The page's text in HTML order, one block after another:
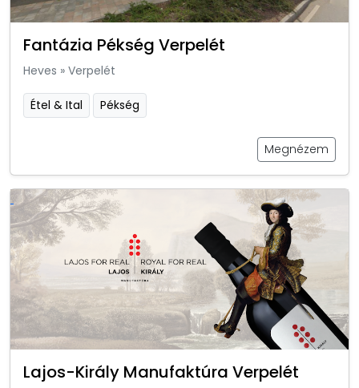
Fantázia Pékség Verpelét
Heves » Verpelét
Étel & Ital Pékség
Megnézem
Lajos-Király Manufaktúra Verpelét